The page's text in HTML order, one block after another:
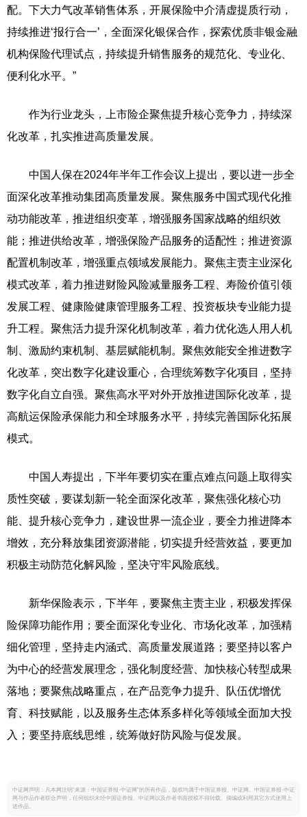
配。下大力气改革销售体系，开展保险中介清虚提质行动，
持续推进‘报行合一’，全面深化银保合作，探索优质非银金融
机构保险代理试点，持续提升销售服务的规范化、专业化、
便利化水平。”
作为行业龙头，上市险企聚焦提升核心竞争力，持续深
化改革，扎实推进高质量发展。
中国人保在2024年半年工作会议上提出，要以进一步全
面深化改革推动集团高质量发展。聚焦服务中国式现代化推
动功能改革，推进组织变革，增强服务国家战略的组织效
能；推进供给改革，增强保险产品服务的适配性；推进资源
配置机制改革，增强重点领域发展能力。聚焦主责主业深化
模式改革，着力推进财险风险减量服务工程、寿险价值引领
发展工程、健康险健康管理服务工程、投资板块专业能力提
升工程。聚焦活力提升深化机制改革，着力优化选人用人机
制、激励约束机制、基层赋能机制。聚焦效能安全推进数字
化改革，突出数字化建设重心，合理统筹数字化项目，坚持
数字化自立自强。聚焦高水平对外开放推进国际化改革，提
高航运保险承保能力和全球服务水平，持续完善国际化拓展
模式。
中国人寿提出，下半年要切实在重点难点问题上取得实
质性突破，要谋划新一轮全面深化改革，聚焦强化核心功
能、提升核心竞争力，建设世界一流企业，要全力推进降本
增效，充分释放集团资源潜能，切实提升经营效益，要更加
积极主动防范化解风险，坚决守牢风险底线。
新华保险表示，下半年，要聚焦主责主业，积极发挥保
险保障功能作用；要全面深化专业化、市场化改革，加强精
细化管理，坚持走内涵式、高质量发展道路；要坚持以客户
为中心的经营发展理念，强化制度经营、加快核心转型成果
落地；要聚焦战略重点，在产品竞争力提升、队伍优增优
育、科技赋能，以及服务生态体系多样化等领域全面加大投
入；要坚持底线思维，统筹做好防风险与促发展。
中证网声明：凡本网注明“来源：中国证券报·中证网”的所有作品，版权均属于中国证券报、中证网。中国证券报·中证
网与作品作者联合声明，任何组织未经中国证券报、中证网以及作者书面授权不得转载、摘编或利用其它方式使用上
述作品。